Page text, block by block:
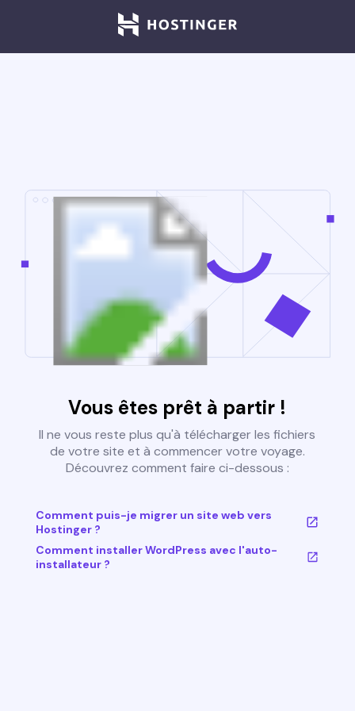
Vous êtes prêt à partir !
Il ne vous reste plus qu'à télécharger les fichiers
de votre site et à commencer votre voyage.
Découvrez comment faire ci-dessous :
Comment puis-je migrer un site web vers
Hostinger ?
Comment installer WordPress avec l'auto-
installateur ?